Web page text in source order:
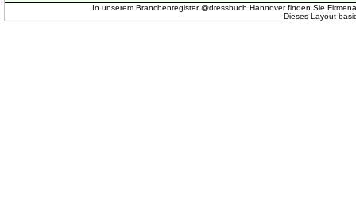
In unserem Branchenregister @dressbuch Hannover finden Sie
Dieses Layout